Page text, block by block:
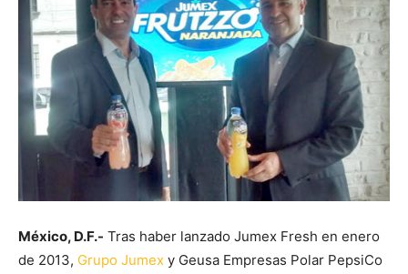
México, D.F.- Tras haber lanzado Jumex Fresh en enero
de 2013, Grupo Jumex y Geusa Empresas Polar PepsiCo